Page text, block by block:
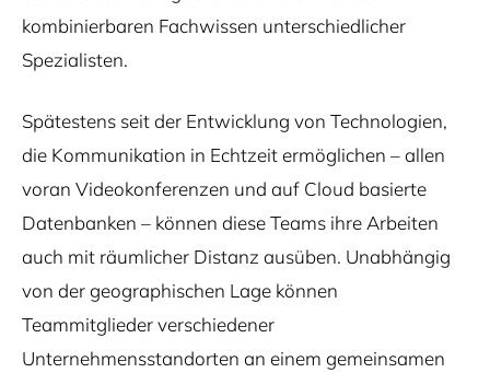
kombinierbaren Fachwissen unterschiedlicher
Spezialisten.
Spätestens seit der Entwicklung von Technologien,
die Kommunikation in Echtzeit ermöglichen – allen
voran Videokonferenzen und auf Cloud basierte
Datenbanken – können diese Teams ihre Arbeiten
auch mit räumlicher Distanz ausüben. Unabhängig
von der geographischen Lage können
Teammitglieder verschiedener
Unternehmensstandorten an einem gemeinsamen